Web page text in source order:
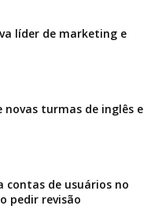
líder de marketing e
novas turmas de inglês e
contas de usuários no
pedir revisão